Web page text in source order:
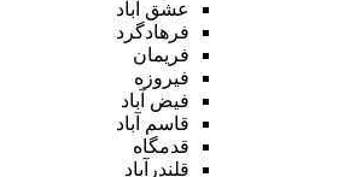
عشق آباد
فرهادگرد
فریمان
فیروزه
فیض آباد
قاسم آباد
قدمگاه
قلندرآباد